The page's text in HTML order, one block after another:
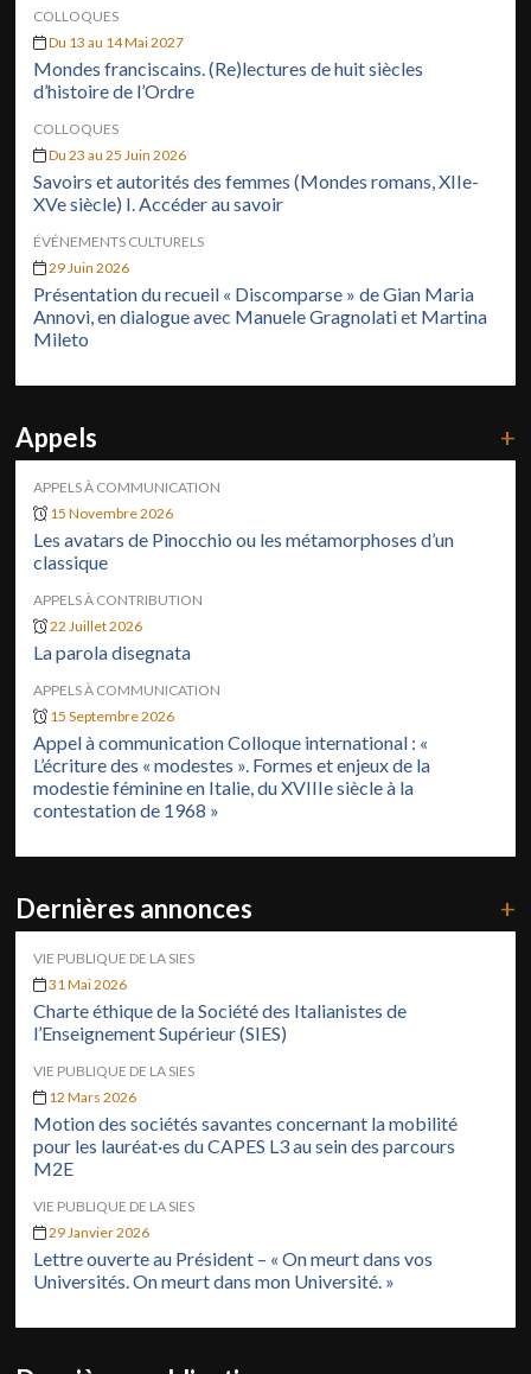
COLLOQUES
Du 13 au 14 Mai 2027
Mondes franciscains. (Re)lectures de huit siècles
d’histoire de l’Ordre
COLLOQUES
Du 23 au 25 Juin 2026
Savoirs et autorités des femmes (Mondes romans, XIIe-
XVe siècle) I. Accéder au savoir
ÉVÉNEMENTS CULTURELS
29 Juin 2026
Présentation du recueil « Discomparse » de Gian Maria
Annovi, en dialogue avec Manuele Gragnolati et Martina
Mileto
Appels +
APPELS À COMMUNICATION
15 Novembre 2026
Les avatars de Pinocchio ou les métamorphoses d’un
classique
APPELS À CONTRIBUTION
22 Juillet 2026
La parola disegnata
APPELS À COMMUNICATION
15 Septembre 2026
Appel à communication Colloque international : «
L’écriture des « modestes ». Formes et enjeux de la
modestie féminine en Italie, du XVIIIe siècle à la
contestation de 1968 »
Dernières annonces +
VIE PUBLIQUE DE LA SIES
31 Mai 2026
Charte éthique de la Société des Italianistes de
l’Enseignement Supérieur (SIES)
VIE PUBLIQUE DE LA SIES
12 Mars 2026
Motion des sociétés savantes concernant la mobilité
pour les lauréat·es du CAPES L3 au sein des parcours
M2E
VIE PUBLIQUE DE LA SIES
29 Janvier 2026
Lettre ouverte au Président – « On meurt dans vos
Universités. On meurt dans mon Université. »